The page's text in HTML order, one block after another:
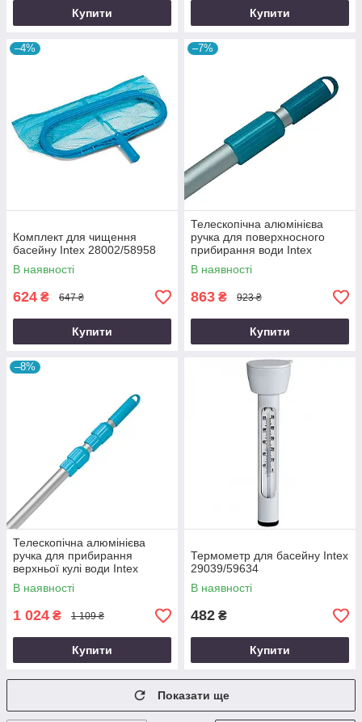
Купити Купити
–4%
Комплект для чищення
басейну Intex 28002/58958
В наявності
624 ₴ 647 ₴
Купити
–7%
Телескопічна алюмінієва
ручка для поверхносного
прибирання води Intex
29054, 239 см (діаметр 26.2
мм)
В наявності
863 ₴ 923 ₴
Купити
–8%
Телескопічна алюмінієва
ручка для прибирання
верхньої кулі води Intex
29055 (10798), 279 см
(діаметр 28 мм)
В наявності
1 024 ₴ 1 109 ₴
Купити
Термометр для басейну Intex
29039/59634
В наявності
482 ₴
Купити
Показати ще